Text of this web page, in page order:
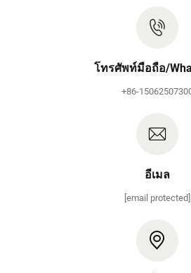
โทรศัพท์มือถือ/
+86-
อีเมล
[email protected]